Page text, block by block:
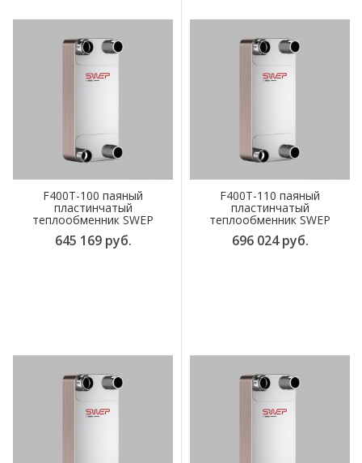
F400T-100 паяный
пластинчатый
теплообменник SWEP
645 169 руб.
F400T-110 паяный
пластинчатый
теплообменник SWEP
696 024 руб.